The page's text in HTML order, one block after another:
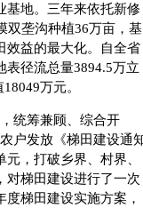
基地。三年来依托新修
双垄沟种植36万亩，基
效益的最大化。自全省
表径流总量3894.5万立
万元。
统筹兼顾、综合开
户发放《梯田建设通
，打破乡界、村界、
对梯田建设进行了一次
梯田建设实施方案，